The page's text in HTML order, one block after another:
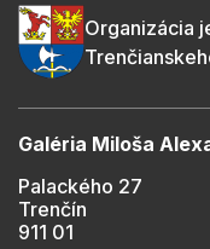
Organizácia
Galéria Miloša
Palackého 27
Trenčín
911 01